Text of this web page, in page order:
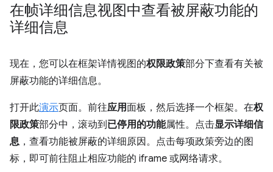
在帧详细信息视图中查看被屏蔽功能的
详细信息
现在，您可以在框架详情视图的权限政策部分下查看有关被
屏蔽功能的详细信息。
打开此演示页面。前往应用面板，然后选择一个框架。在权
限政策部分中，滚动到已停用的功能属性。点击显示详细信
息 ，查看功能被屏蔽的详细原因。点击每项政策旁边的图
标，即可前往阻止相应功能的 iframe 或网络请求。